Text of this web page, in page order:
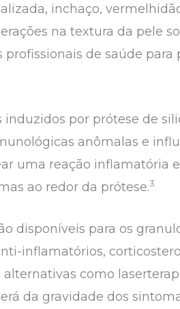
inchaço,
na textura da pele
de saúde
induzidos por prótese de
anômalas e
uma reação inflamatória
ao redor da prótese.3
disponíveis para os
inflamatórios,
como
da gravidade dos